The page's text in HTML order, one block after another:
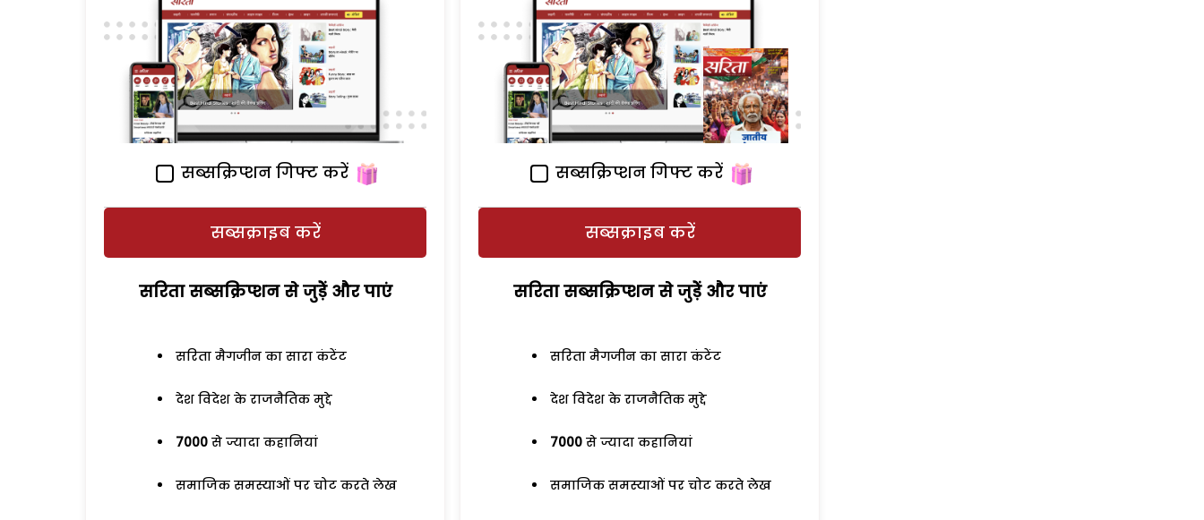
सब्सक्रिप्शन गिफ्ट करें
सब्सक्राइब करें
सरिता सब्सक्रिप्शन से जुड़ेें और पाएं
सरिता मैगजीन का सारा कंटेंट
देश विदेश के राजनैतिक मुद्दे
7000 से ज्यादा कहानियां
समाजिक समस्याओं पर चोट करते लेख
सब्सक्रिप्शन गिफ्ट करें
सब्सक्राइब करें
सरिता सब्सक्रिप्शन से जुड़ेें और पाएं
सरिता मैगजीन का सारा कंटेंट
देश विदेश के राजनैतिक मुद्दे
7000 से ज्यादा कहानियां
समाजिक समस्याओं पर चोट करते लेख